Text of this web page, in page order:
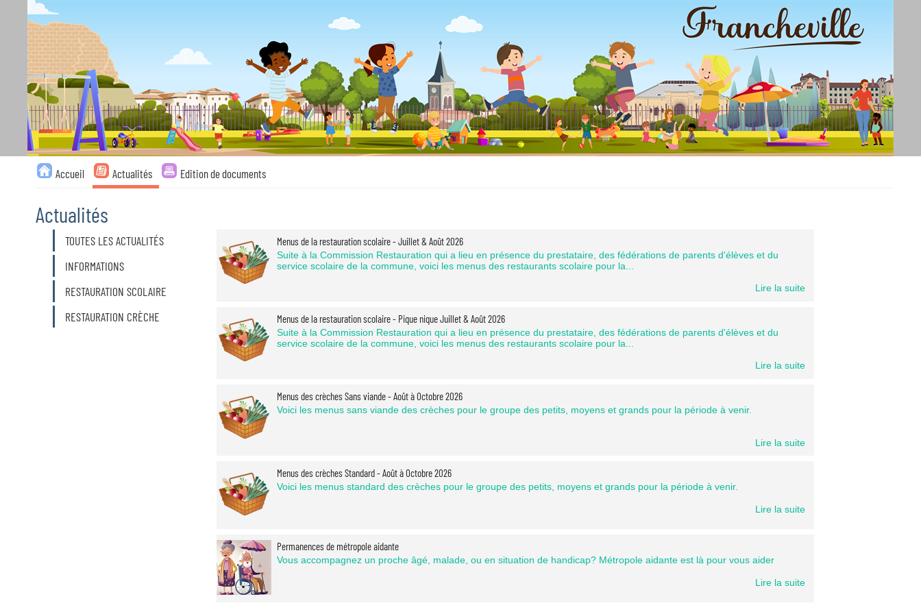
Liste
des
avertissements
Accueil Actualités Edition de documents
Actualités
catégories
d'actualité
TOUTES LES ACTUALITÉS
INFORMATIONS
RESTAURATION SCOLAIRE
RESTAURATION CRÈCHE
Menus de la restauration scolaire - Juillet & Août 2026
Suite à la Commission Restauration qui a lieu en présence du prestataire, des fédérations de parents d'élèves et du
service scolaire de la commune, voici les menus des restaurants scolaire pour la...
Lire la suite
Menus de la restauration scolaire - Pique nique Juillet & Août 2026
Suite à la Commission Restauration qui a lieu en présence du prestataire, des fédérations de parents d'élèves et du
service scolaire de la commune, voici les menus des restaurants scolaire pour la...
Lire la suite
Menus des crèches Sans viande - Août à Octobre 2026
Voici les menus sans viande des crèches pour le groupe des petits, moyens et grands pour la période à venir.
Lire la suite
Menus des crèches Standard - Août à Octobre 2026
Voici les menus standard des crèches pour le groupe des petits, moyens et grands pour la période à venir.
Lire la suite
Permanences de métropole aidante
Vous accompagnez un proche âgé, malade, ou en situation de handicap? Métropole aidante est là pour vous aider
Lire la suite